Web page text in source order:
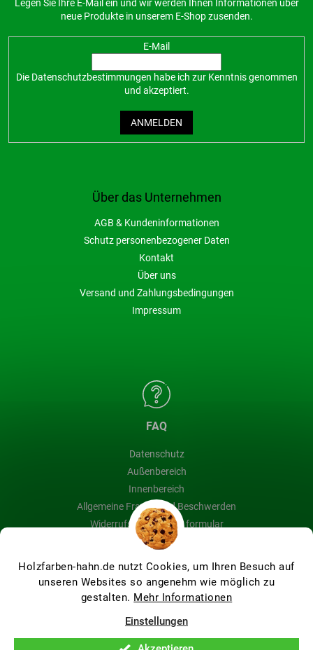
Holzfarben-hahn.de nutzt Cookies, um Ihren Besuch auf
unseren Websites so angenehm wie möglich zu
gestalten. Mehr Informationen
Einstellungen
Über das Unternehmen
AGB & Kundeninformationen
Schutz personenbezogener Daten
Kontakt
Über uns
Versand und Zahlungsbedingungen
Impressum
FAQ
Datenschutz
Außenbereich
Innenbereich
Allgemeine Fragen und Beschwerden
Widerrufsbelehrung & formular
Blog
Legen Sie Ihre E-Mail ein und wir werden Ihnen Informationen über
neue Produkte in unserem E-Shop zusenden.
E-Mail
Die Datenschutzbestimmungen habe ich zur Kenntnis genommen
und akzeptiert.
ANMELDEN